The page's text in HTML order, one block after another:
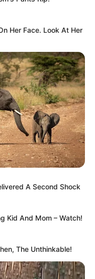
Her Face. Look At Her
A Second Shock
Kid And Mom – Watch!
The Unthinkable!